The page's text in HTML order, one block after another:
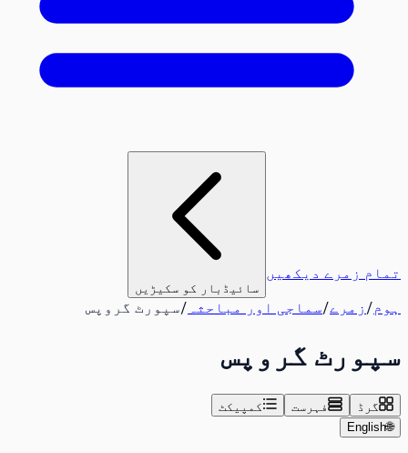
تمام زمرے دیکھیں
سائیڈبار کو سکیڑیں
ہوم /زمرے/سماجی اور مباحثہ/ سپورٹ گروپس
سپورٹ گروپس
گرڈ فہرست کمپیکٹ
🌐
English